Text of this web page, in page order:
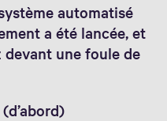
automatisé
a été lancée, et
une foule de